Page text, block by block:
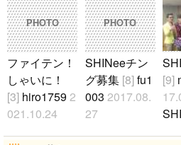
PHOTO
ファイテン！
しゃいに！
[3] hiro1759 2
021.10.24
PHOTO
SHINeeチン
グ募集 [8]fu1
003 2017.08.
27
[9]